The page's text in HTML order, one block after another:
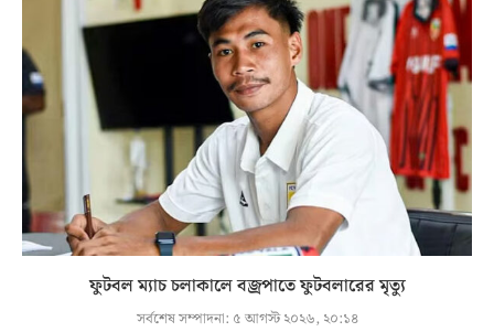
ফুটবল ম্যাচ চলাকালে বজ্রপাতে ফুটবলারের মৃত্যু
সর্বশেষ সম্পাদনা: ৫ আগস্ট ২০২৬, ২০:১৪